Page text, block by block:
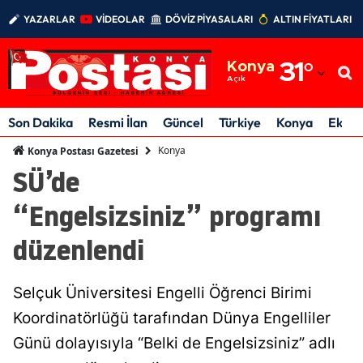
YAZARLAR VİDEOLAR DÖVİZ PİYASALARI ALTIN FİYATLARI
Konya
Açık 31°
Adıyaman
Afyonkarahisar
Ankara
Aydın
Balıkesir
Son Dakika Resmi İlan Güncel Türkiye Konya
Konya Postası Gazetesi Konya
SÜ’de
“Engelsizsiniz” programı
düzenlendi
Selçuk Üniversitesi Engelli Öğrenci Birimi
Koordinatörlüğü tarafından Dünya Engelliler
Günü dolayısıyla “Belki de Engelsizsiniz” adlı